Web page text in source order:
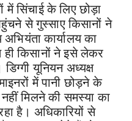
में सिंचाई के लिए छोड़ा
से गुस्साए किसानों ने
कार्यालय का
ही किसानों ने इसे लेकर
यूनियन अध्यक्ष
में पानी छोड़ने के
मिलने की समस्या का
है। अधिकारियों से